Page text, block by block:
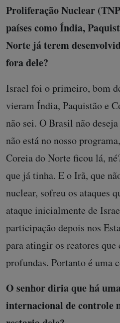
Proliferação Nuclear
países como Índia,
Norte já terem
fora dele?
Israel foi o primeiro, bom
vieram Índia, Paquistão e
não sei. O Brasil não
não está no nosso
Coreia do Norte ficou lá,
que já tinha. E o Irã, que
nuclear, sofreu os ataques
ataque inicialmente de
participação depois nos
para atingir os reatores que
profundas. Portanto é uma
O senhor diria que há
internacional de controle